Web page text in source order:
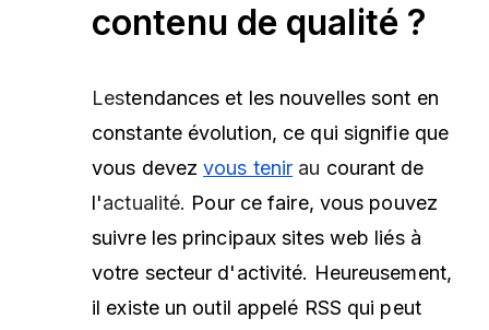
contenu de qualité ?
Lestendances et les nouvelles sont en
constante évolution, ce qui signifie que
vous devezvous tenir au courant de
l'actualité. Pour ce faire, vous pouvez
suivre les principaux sites web liés à
votre secteur d'activité. Heureusement,
il existe un outil appelé RSS qui peut